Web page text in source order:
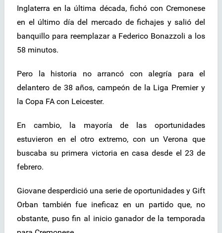
Inglaterra en la última década, fichó con Cremonese
en el último día del mercado de fichajes y salió del
banquillo para reemplazar a Federico Bonazzoli a los
58 minutos.
Pero la historia no arrancó con alegría para el
delantero de 38 años, campeón de la Liga Premier y
la Copa FA con Leicester.
En cambio, la mayoría de las oportunidades
estuvieron en el otro extremo, con un Verona que
buscaba su primera victoria en casa desde el 23 de
febrero.
Giovane desperdició una serie de oportunidades y Gift
Orban también fue ineficaz en un partido que, no
obstante, puso fin al inicio ganador de la temporada